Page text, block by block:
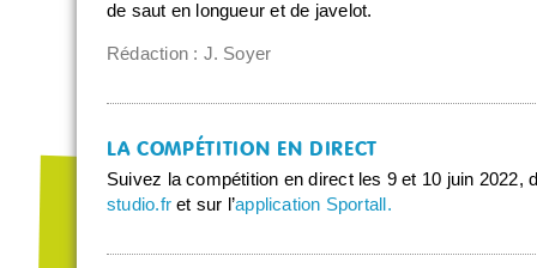
de saut en longueur et de javelot.
Rédaction : J. Soyer
LA COMPÉTITION EN DIRECT
Suivez la compétition en direct les 9 et 10 juin 2022,
studio.fret sur l’application Sportall.